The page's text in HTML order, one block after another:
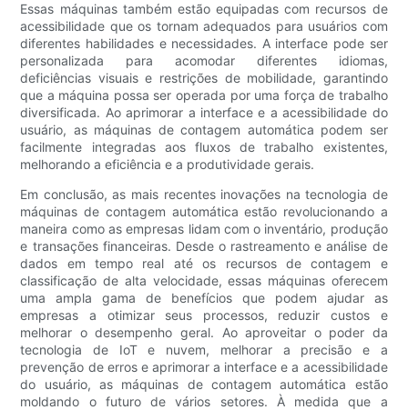
Essas máquinas também estão equipadas com recursos de
acessibilidade que os tornam adequados para usuários com
diferentes habilidades e necessidades. A interface pode ser
personalizada para acomodar diferentes idiomas,
deficiências visuais e restrições de mobilidade, garantindo
que a máquina possa ser operada por uma força de trabalho
diversificada. Ao aprimorar a interface e a acessibilidade do
usuário, as máquinas de contagem automática podem ser
facilmente integradas aos fluxos de trabalho existentes,
melhorando a eficiência e a produtividade gerais.
Em conclusão, as mais recentes inovações na tecnologia de
máquinas de contagem automática estão revolucionando a
maneira como as empresas lidam com o inventário, produção
e transações financeiras. Desde o rastreamento e análise de
dados em tempo real até os recursos de contagem e
classificação de alta velocidade, essas máquinas oferecem
uma ampla gama de benefícios que podem ajudar as
empresas a otimizar seus processos, reduzir custos e
melhorar o desempenho geral. Ao aproveitar o poder da
tecnologia de IoT e nuvem, melhorar a precisão e a
prevenção de erros e aprimorar a interface e a acessibilidade
do usuário, as máquinas de contagem automática estão
moldando o futuro de vários setores. À medida que a